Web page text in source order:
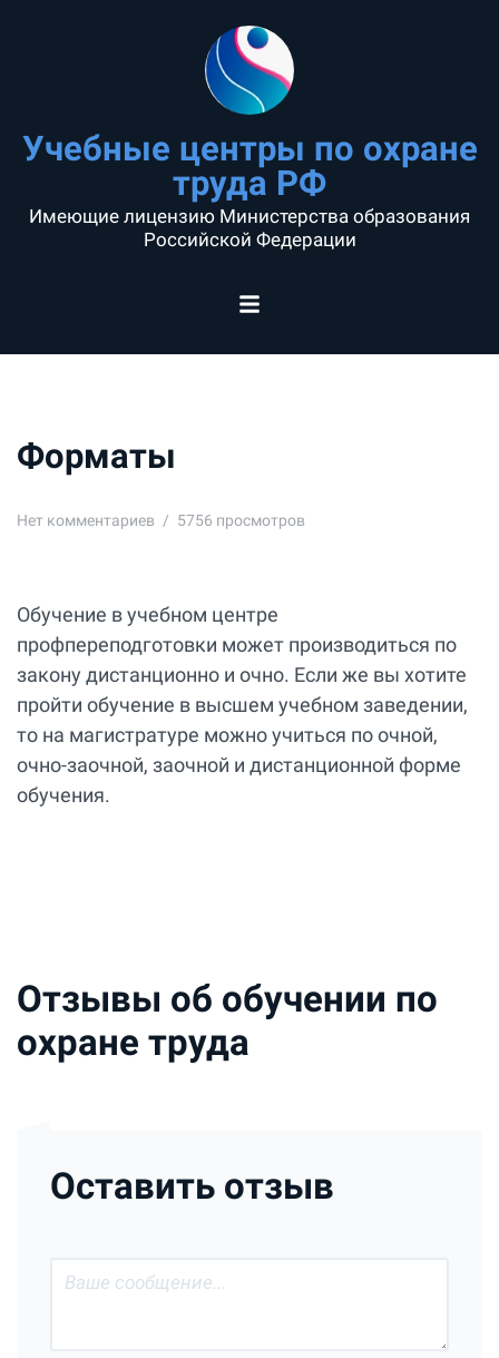
Учебные центры по охране
труда РФ
Имеющие лицензию Министерства образования
Российской Федерации
Форматы
Нет комментариев 5756 просмотров
Обучение в учебном центре
профпереподготовки может производиться по
закону дистанционно и очно. Если же вы хотите
пройти обучение в высшем учебном заведении,
то на магистратуре можно учиться по очной,
очно-заочной, заочной и дистанционной форме
обучения.
Отзывы об обучении по
охране труда
Оставить отзыв